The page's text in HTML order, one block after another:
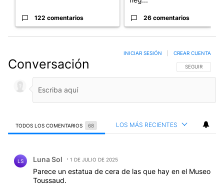
122 comentarios 26 comentarios
Conversación SIGA ESTA
SEGUIR
INICIAR SESIÓN CREAR CUENTA
TODOS LOS COMENTARIOS 68 LOS MÁS RECIENTES
LS Luna Sol 1 DE JULIO DE 2025
Parece un estatua de cera de las que hay en el Museo
Toussaud.